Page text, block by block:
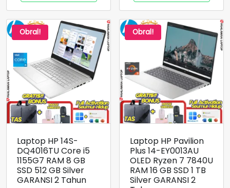
Obral!
Laptop HP 14S-
DQ4016TU Core i5
1155G7 RAM 8 GB
SSD 512 GB Silver
GARANSI 2 Tahun
Obral!
Laptop HP Pavilion
Plus 14-EY0013AU
OLED Ryzen 7 7840U
RAM 16 GB SSD 1 TB
Silver GARANSI 2